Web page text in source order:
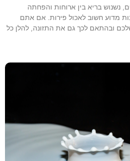
נשנוש בריא בין ארוחות והפחתה
מדוע חשוב לאכול פירות. אם אתם
ובהתאם לכך גם את התזונה, להלן כל